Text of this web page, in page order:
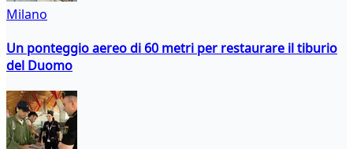
Milano
Un ponteggio aereo di 60 metri per restaurare il tiburio
del Duomo